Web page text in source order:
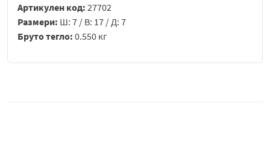
Артикулен код: 27702
Размери: Ш: 7 / В: 17 / Д: 7
Бруто тегло: 0.550 кг